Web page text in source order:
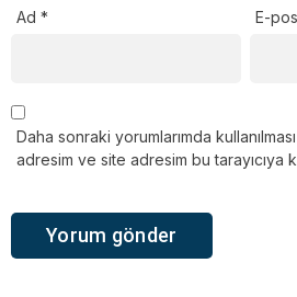
Ad * E-
Daha sonraki yorumlarımda
adresim ve site adresim bu tarayıcıya